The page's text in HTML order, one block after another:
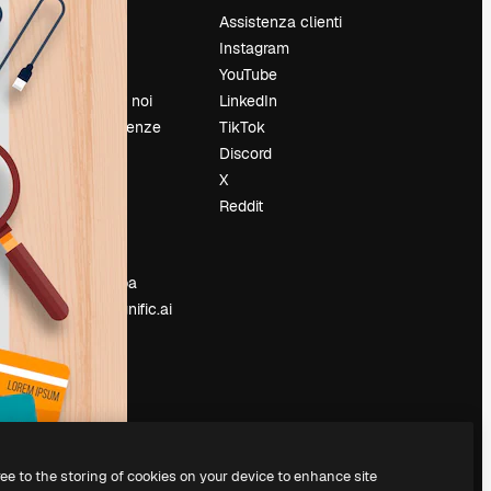
Prezzi
Lavora con noi
Cerca tendenze
Sala stampa
Cerchi magnific.ai
Assistenza clienti
Instagram
YouTube
LinkedIn
TikTok
Discord
X
Reddit
to the storing of cookies on your device to enhance site